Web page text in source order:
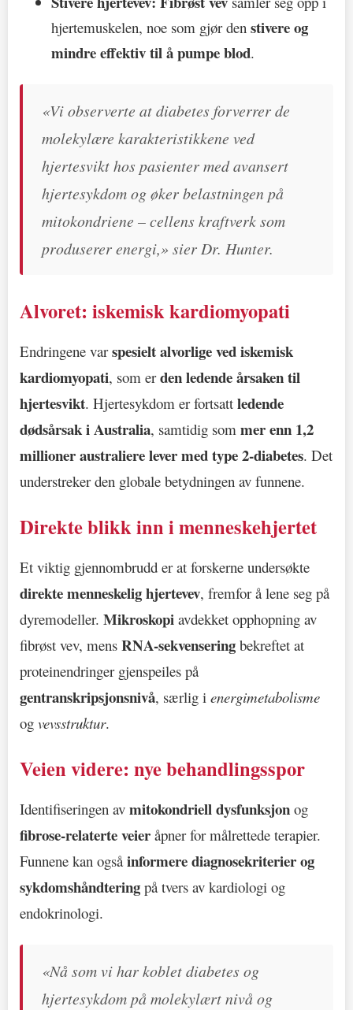
hjertemuskelen, noe som gjør den stivere og
mindre effektiv til å pumpe blod.
«Vi observerte at diabetes forverrer de
molekylære karakteristikkene ved
hjertesvikt hos pasienter med avansert
hjertesykdom og øker belastningen på
mitokondriene – cellens kraftverk som
produserer energi,» sier Dr. Hunter.
Alvoret: iskemisk kardiomyopati
Endringene varspesielt alvorlige ved iskemisk
kardiomyopati, som erden ledende årsaken til
hjertesvikt. Hjertesykdom er fortsatt ledende
dødsårsak i Australia, samtidig som mer enn 1,2
millioner australiere lever med type 2-diabetes. Det
understreker den globale betydningen av funnene.
Direkte blikk inn i menneskehjertet
Et viktig gjennombrudd er at forskerne undersøkte
direkte menneskelig hjertevev, fremfor å lene seg på
dyremodeller. Mikroskopi avdekket opphopning av
fibrøst vev, mens RNA-sekvensering bekreftet at
proteinendringer gjenspeiles på
gentranskripsjonsnivå, særlig i energimetabolisme
og vevsstruktur.
Veien videre: nye behandlingsspor
Identifiseringen av mitokondriell dysfunksjon og
fibrose-relaterte veier åpner for målrettede terapier.
Funnene kan ogsåinformere diagnosekriterier og
sykdomshåndtering på tvers av kardiologi og
endokrinologi.
«Nå som vi har koblet diabetes og
hjertesykdom på molekylært nivå og